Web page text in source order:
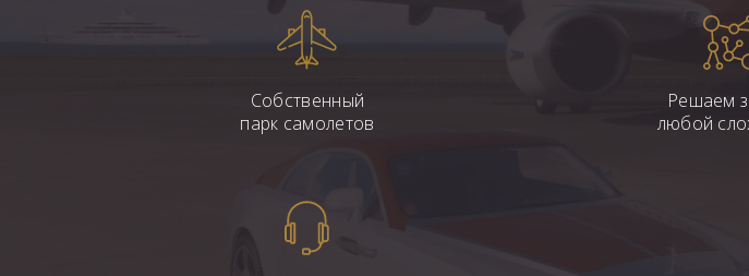
Собственный
парк самолетов
Решаем
любой